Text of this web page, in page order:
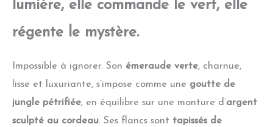
lumière, elle commande le vert, elle
régente le mystère.
Impossible à ignorer. Son émeraude verte, charnue,
lisse et luxuriante, s’impose comme une goutte de
jungle pétrifiée, en équilibre sur une monture d’argent
sculpté au cordeau. Ses flancs sont tapissés de